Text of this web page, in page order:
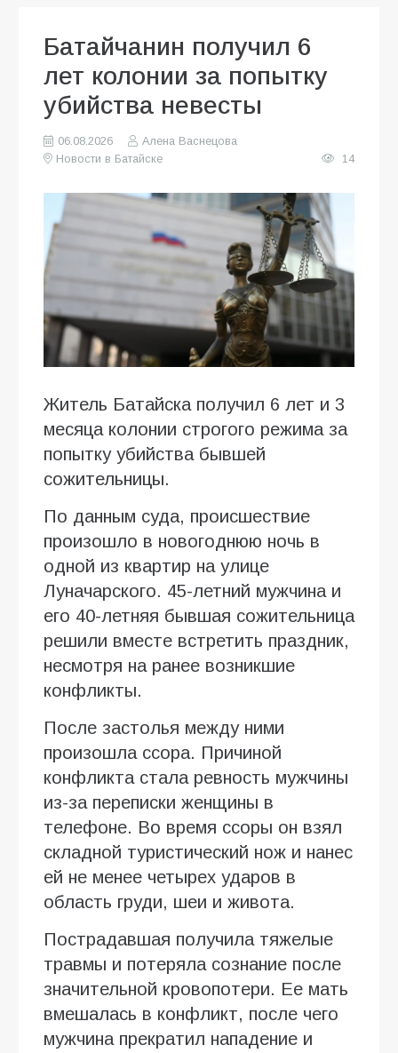
Батайчанин получил 6
лет колонии за попытку
убийства невесты
06.08.2026
Алена Васнецова
Новости в Батайске
14
Житель Батайска получил 6 лет и 3
месяца колонии строгого режима за
попытку убийства бывшей
сожительницы.
По данным суда, происшествие
произошло в новогоднюю ночь в
одной из квартир на улице
Луначарского. 45-летний мужчина и
его 40-летняя бывшая сожительница
решили вместе встретить праздник,
несмотря на ранее возникшие
конфликты.
После застолья между ними
произошла ссора. Причиной
конфликта стала ревность мужчины
из-за переписки женщины в
телефоне. Во время ссоры он взял
складной туристический нож и нанес
ей не менее четырех ударов в
область груди, шеи и живота.
Пострадавшая получила тяжелые
травмы и потеряла сознание после
значительной кровопотери. Ее мать
вмешалась в конфликт, после чего
мужчина прекратил нападение и